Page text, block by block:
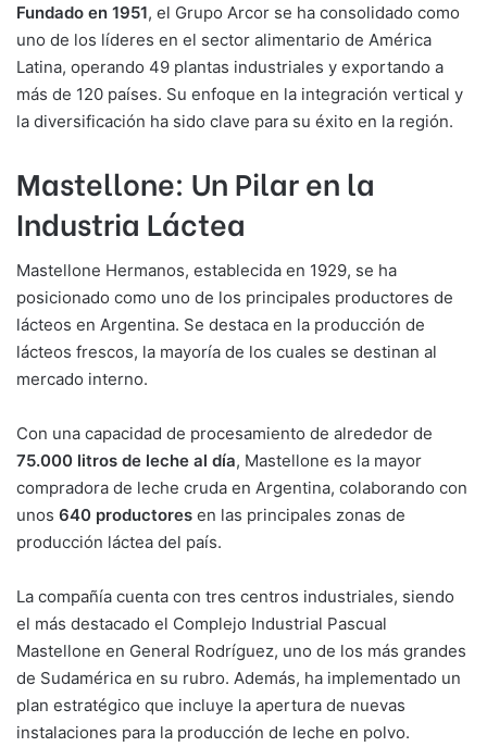
Fundado en 1951, el Grupo Arcor se ha consolidado como
uno de los líderes en el sector alimentario de América
Latina, operando 49 plantas industriales y exportando a
más de 120 países. Su enfoque en la integración vertical y
la diversificación ha sido clave para su éxito en la región.
Mastellone: Un Pilar en la
Industria Láctea
Mastellone Hermanos, establecida en 1929, se ha
posicionado como uno de los principales productores de
lácteos en Argentina. Se destaca en la producción de
lácteos frescos, la mayoría de los cuales se destinan al
mercado interno.
Con una capacidad de procesamiento de alrededor de
75.000 litros de leche al día, Mastellone es la mayor
compradora de leche cruda en Argentina, colaborando con
unos 640 productores en las principales zonas de
producción láctea del país.
La compañía cuenta con tres centros industriales, siendo
el más destacado el Complejo Industrial Pascual
Mastellone en General Rodríguez, uno de los más grandes
de Sudamérica en su rubro. Además, ha implementado un
plan estratégico que incluye la apertura de nuevas
instalaciones para la producción de leche en polvo.